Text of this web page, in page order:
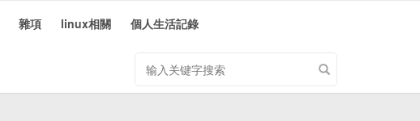
雜項 linux相關 個人生活記錄